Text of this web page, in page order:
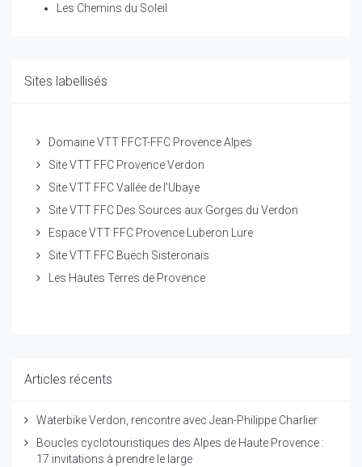
Les Chemins du Soleil
Sites labellisés
Domaine VTT FFCT-FFC Provence Alpes
Site VTT FFC Provence Verdon
Site VTT FFC Vallée de l'Ubaye
Site VTT FFC Des Sources aux Gorges du Verdon
Espace VTT FFC Provence Luberon Lure
Site VTT FFC Buëch Sisteronais
Les Hautes Terres de Provence
Articles récents
Waterbike Verdon, rencontre avec Jean-Philippe Charlier
Boucles cyclotouristiques des Alpes de Haute Provence :
17 invitations à prendre le large